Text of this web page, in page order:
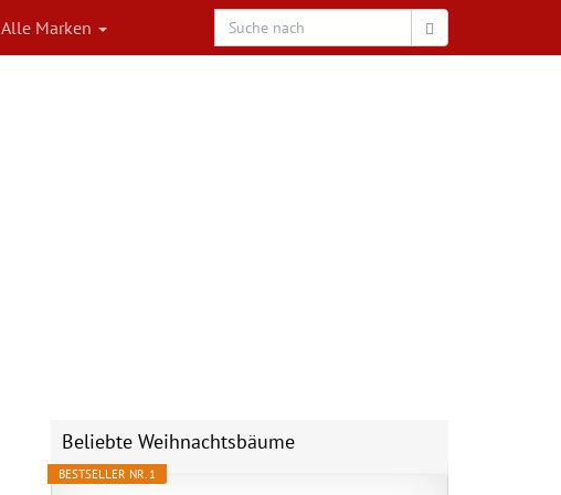
Alle Marken
Beliebte Weihnachtsbäume
BESTSELLER NR. 1